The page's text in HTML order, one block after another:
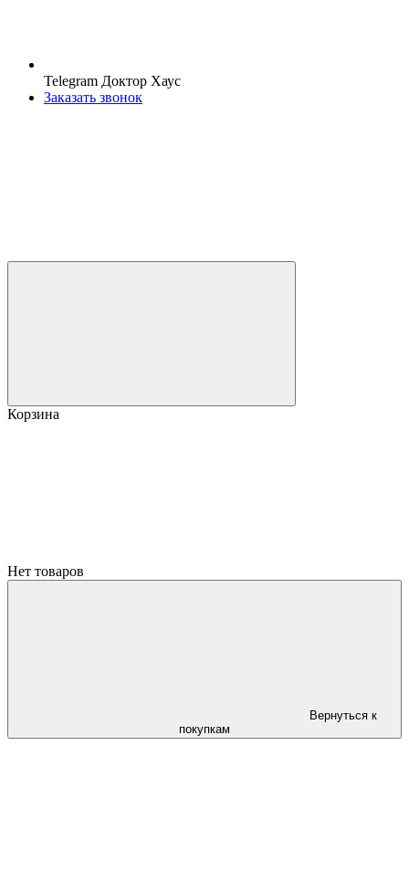
Telegram Доктор Хаус
Заказать звонок
Корзина
Нет товаров
Вернуться к
покупкам